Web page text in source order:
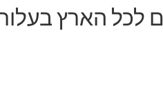
הארץ בעלות של 50